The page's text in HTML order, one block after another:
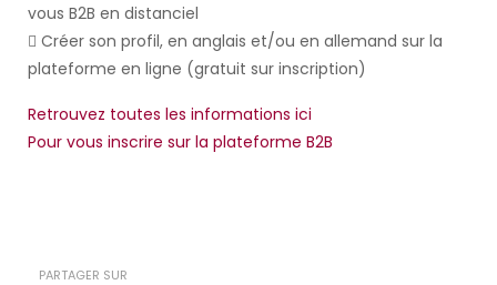
vous B2B en distanciel
 Créer son profil, en anglais et/ou en allemand sur la
plateforme en ligne (gratuit sur inscription)
Retrouvez toutes les informations ici
Pour vous inscrire sur la plateforme B2B
PARTAGER SUR